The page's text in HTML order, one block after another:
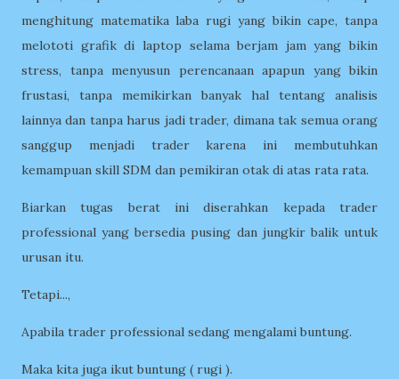
menghitung matematika laba rugi yang bikin cape, tanpa
melototi grafik di laptop selama berjam jam yang bikin
stress, tanpa menyusun perencanaan apapun yang bikin
frustasi, tanpa memikirkan banyak hal tentang analisis
lainnya dan tanpa harus jadi trader, dimana tak semua orang
sanggup menjadi trader karena ini membutuhkan
kemampuan skill SDM dan pemikiran otak di atas rata rata.
Biarkan tugas berat ini diserahkan kepada trader
professional yang bersedia pusing dan jungkir balik untuk
urusan itu.
Tetapi...,
Apabila trader professional sedang mengalami buntung.
Maka kita juga ikut buntung ( rugi ).